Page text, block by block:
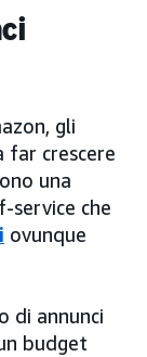
gli
far crescere
una
service che
ovunque
di annunci
budget